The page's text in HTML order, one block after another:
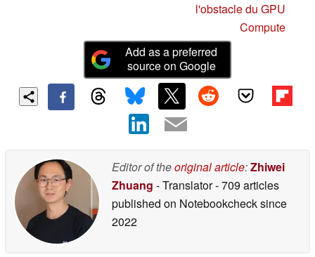
l'obstacle du GPU
Compute
Add as a preferred
source on Google
Editor of theoriginal article:Zhiwei
Zhuang - Translator- 709 articles
published on Notebookchecksince
2022